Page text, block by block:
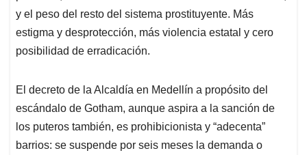
y el peso del resto del sistema prostituyente. Más
estigma y desprotección, más violencia estatal y cero
posibilidad de erradicación.
El decreto de la Alcaldía en Medellín a propósito del
escándalo de Gotham, aunque aspira a la sanción de
los puteros también, es prohibicionista y “adecenta”
barrios: se suspende por seis meses la demanda o